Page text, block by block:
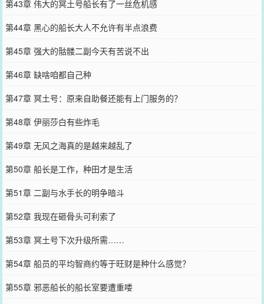
第43章 伟大的冥土号船长有了一丝危机感
第44章 黑心的船长大人不允许有半点浪费
第45章 强大的骷髅二副今天有苦说不出
第46章 缺啥咱都自己种
第47章 冥土号：原来自助餐还能有上门服务的？
第48章 伊丽莎白有些炸毛
第49章 无风之海真的是越来越乱了
第50章 船长是工作，种田才是生活
第51章 二副与水手长的明争暗斗
第52章 我现在砸骨头可利索了
第53章 冥土号下次升级所需……
第54章 船员的平均智商约等于旺财是种什么感觉？
第55章 邪恶船长的船长室要遭重喽